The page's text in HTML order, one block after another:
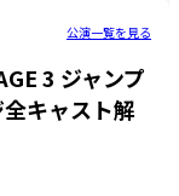
公演一覧を見る
3 ジャンプ
キャスト解